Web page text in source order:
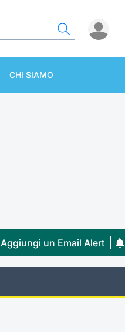
CHI SIAMO
Aggiungi un Email Alert